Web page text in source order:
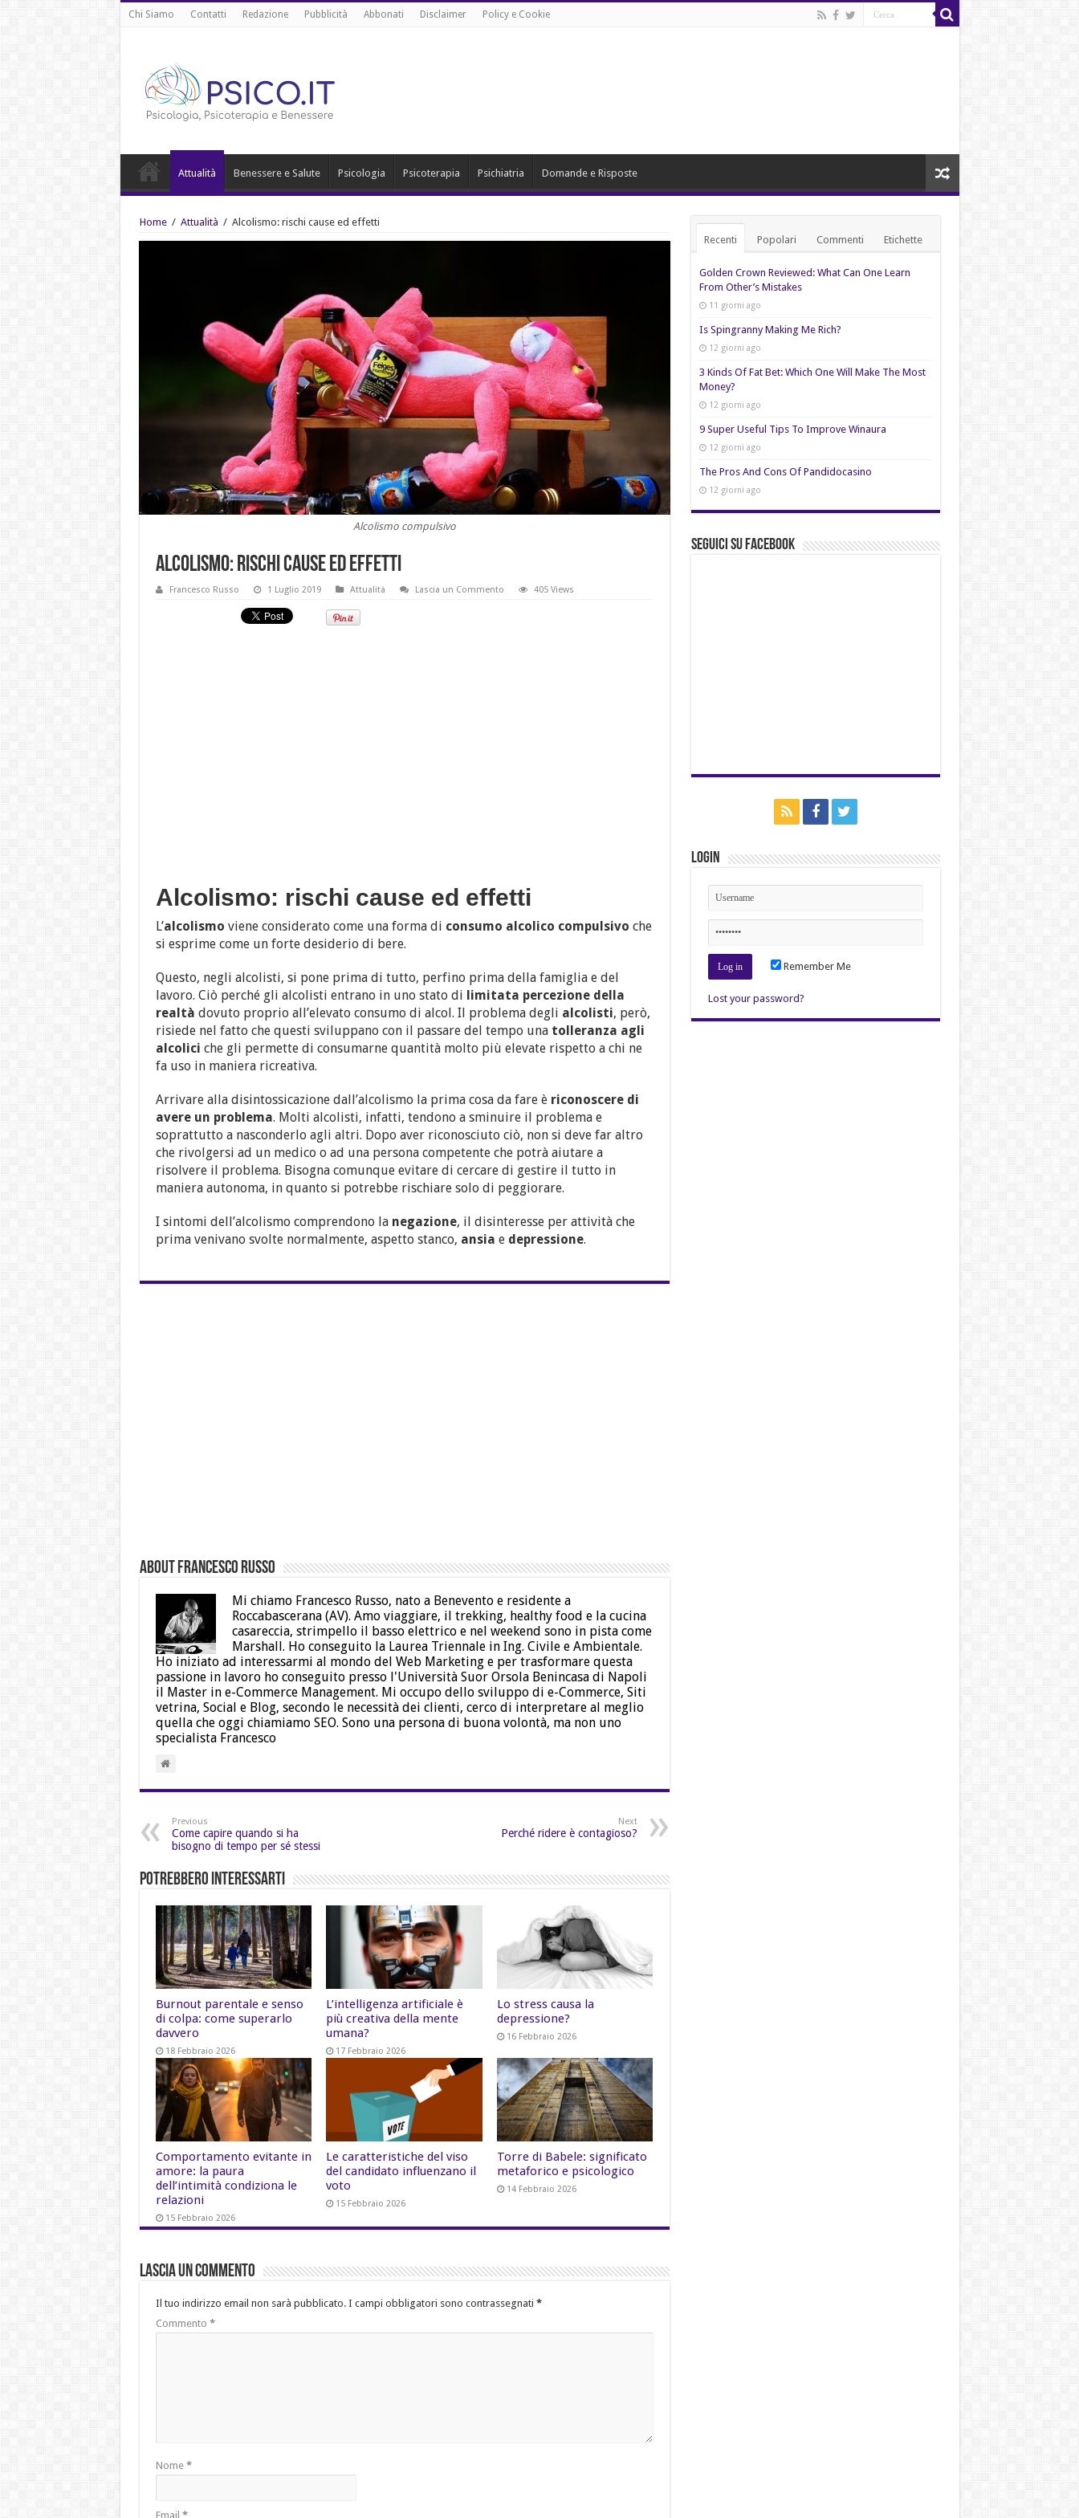
Chi Siamo Contatti Redazione Pubblicità Abbonati Disclaimer Policy e Cookie
Attualità Benessere e Salute Psicologia Psicoterapia Psichiatria Domande e Risposte
Home / Attualità / Alcolismo: rischi cause ed effetti
Alcolismo compulsivo
Alcolismo: rischi cause ed effetti
Francesco Russo 1 Luglio 2019 Attualità Lascia un Commento 405 Views
Alcolismo: rischi cause ed effetti
L’alcolismo viene considerato come una forma di consumo alcolico compulsivo che
si esprime come un forte desiderio di bere.
Questo, negli alcolisti, si pone prima di tutto, perfino prima della famiglia e del
lavoro. Ciò perché gli alcolisti entrano in uno stato di limitata percezione della
realtà dovuto proprio all’elevato consumo di alcol. Il problema degli alcolisti, però,
risiede nel fatto che questi sviluppano con il passare del tempo una tolleranza agli
alcolici che gli permette di consumarne quantità molto più elevate rispetto a chi ne
fa uso in maniera ricreativa.
Arrivare alla disintossicazione dall’alcolismo la prima cosa da fare è riconoscere di
avere un problema. Molti alcolisti, infatti, tendono a sminuire il problema e
soprattutto a nasconderlo agli altri. Dopo aver riconosciuto ciò, non si deve far altro
che rivolgersi ad un medico o ad una persona competente che potrà aiutare a
risolvere il problema. Bisogna comunque evitare di cercare di gestire il tutto in
maniera autonoma, in quanto si potrebbe rischiare solo di peggiorare.
I sintomi dell’alcolismo comprendono la negazione, il disinteresse per attività che
prima venivano svolte normalmente, aspetto stanco, ansia e depressione.
About Francesco Russo
Mi chiamo Francesco Russo, nato a Benevento e residente a
Roccabascerana (AV). Amo viaggiare, il trekking, healthy food e la cucina
casareccia, strimpello il basso elettrico e nel weekend sono in pista come
Marshall. Ho conseguito la Laurea Triennale in Ing. Civile e Ambientale.
Ho iniziato ad interessarmi al mondo del Web Marketing e per trasformare questa
passione in lavoro ho conseguito presso l'Università Suor Orsola Benincasa di Napoli
il Master in e-Commerce Management. Mi occupo dello sviluppo di e-Commerce, Siti
vetrina, Social e Blog, secondo le necessità dei clienti, cerco di interpretare al meglio
quella che oggi chiamiamo SEO. Sono una persona di buona volontà, ma non uno
specialista Francesco
Previous
Come capire quando si ha
bisogno di tempo per sé stessi
Next
Perché ridere è contagioso?
Potrebbero Interessarti
Burnout parentale e senso
di colpa: come superarlo
davvero
18 Febbraio 2026
L’intelligenza artificiale è
più creativa della mente
umana?
17 Febbraio 2026
Lo stress causa la
depressione?
16 Febbraio 2026
Comportamento evitante in
amore: la paura
dell’intimità condiziona le
relazioni
15 Febbraio 2026
Le caratteristiche del viso
del candidato influenzano il
voto
15 Febbraio 2026
Torre di Babele: significato
metaforico e psicologico
14 Febbraio 2026
Lascia un commento
Il tuo indirizzo email non sarà pubblicato. I campi obbligatori sono contrassegnati *
Commento *
Nome *
Email *
Recenti Popolari Commenti Etichette
Golden Crown Reviewed: What Can One Learn
From Other’s Mistakes
11 giorni ago
Is Spingranny Making Me Rich?
12 giorni ago
3 Kinds Of Fat Bet: Which One Will Make The Most
Money?
12 giorni ago
9 Super Useful Tips To Improve Winaura
12 giorni ago
The Pros And Cons Of Pandidocasino
12 giorni ago
Seguici su Facebook
Login
Remember Me
Lost your password?